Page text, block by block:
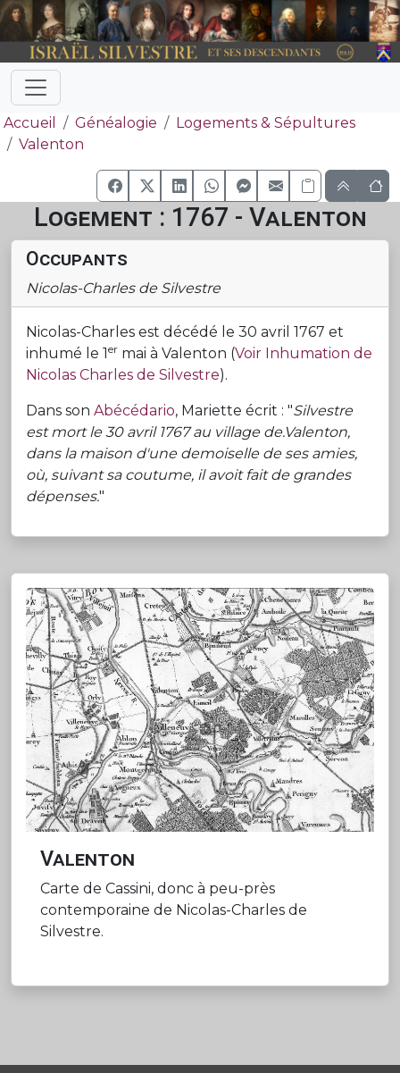
Accueil Généalogie
Logements & Sépultures
Valenton
Logement : 1767 - Valenton
Occupants
Nicolas-Charles de Silvestre
Nicolas-Charles est décédé le 30 avril 1767 et
inhumé le 1er mai à Valenton (Voir Inhumation de
Nicolas Charles de Silvestre).
Dans son Abécédario, Mariette écrit : "Silvestre
est mort le 30 avril 1767 au village de.Valenton,
dans la maison d'une demoiselle de ses amies,
où, suivant sa coutume, il avoit fait de grandes
dépenses."
Valenton
Carte de Cassini, donc à peu-près
contemporaine de Nicolas-Charles de
Silvestre.